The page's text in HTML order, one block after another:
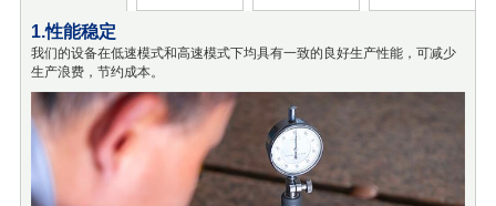
1.性能稳定
我们的设备在低速模式和高速模式下均具有一致的良好生产性能，可减少
生产浪费，节约成本。